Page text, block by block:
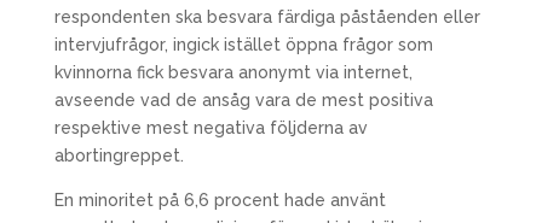
respondenten ska besvara färdiga påståenden eller
intervjufrågor, ingick istället öppna frågor som
kvinnorna fick besvara anonymt via internet,
avseende vad de ansåg vara de mest positiva
respektive mest negativa följderna av
abortingreppet.
En minoritet på 6,6 procent hade använt